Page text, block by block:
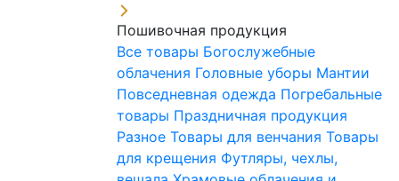
Пошивочная продукция
Все товары Богослужебные
облачения Головные уборы Мантии
Повседневная одежда Погребальные
товары Праздничная продукция
Разное Товары для венчания Товары
для крещения Футляры, чехлы,